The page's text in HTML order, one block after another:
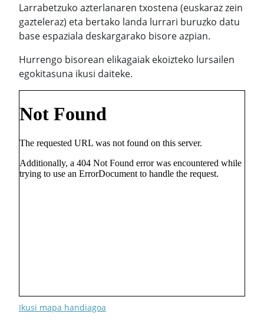
Larrabetzuko azterlanaren txostena (euskaraz zein
gazteleraz) eta bertako landa lurrari buruzko datu
base espaziala deskargarako bisore azpian.
Hurrengo bisorean elikagaiak ekoizteko lursailen
egokitasuna ikusi daiteke.
Ikusi mapa handiagoa